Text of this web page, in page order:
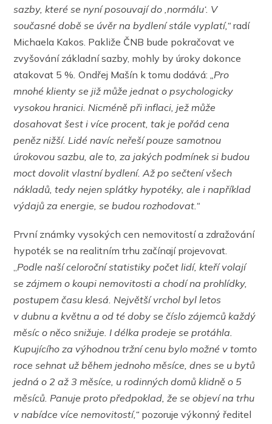
sazby, které se nyní posouvají do ,normálu‘. V
současné době se úvěr na bydlení stále vyplatí,“radí
Michaela Kakos. Pakliže ČNB bude pokračovat ve
zvyšování základní sazby, mohly by úroky dokonce
atakovat 5 %.Ondřej Mašín k tomu dodává:„Pro
mnohé klienty se již může jednat o psychologicky
vysokou hranici. Nicméně při inflaci, jež může
dosahovat šest i více procent, tak je pořád cena
peněz nižší. Lidé navíc neřeší pouze samotnou
úrokovou sazbu, ale to, za jakých podmínek si budou
moct dovolit vlastní bydlení. Až po sečtení všech
nákladů, tedy nejen splátky hypotéky, ale i například
výdajů za energie, se budou rozhodovat.“
První známky vysokých cen nemovitostí a zdražování
hypoték se na realitním trhu začínají projevovat.
„Podle naší celoroční statistiky počet lidí, kteří volají
se zájmem o koupi nemovitosti a chodí na prohlídky,
postupem času klesá. Největší vrchol byl letos
v dubnu a květnu a od té doby se číslo zájemců každý
měsíc o něco snižuje. I délka prodeje se protáhla.
Kupujícího za výhodnou tržní cenu bylo možné v tomto
roce sehnat už během jednoho měsíce, dnes se u bytů
jedná o 2 až 3 měsíce, u rodinných domů klidně o 5
měsíců. Panuje proto předpoklad, že se objeví na trhu
v nabídce více nemovitostí,“ pozoruje výkonný ředitel